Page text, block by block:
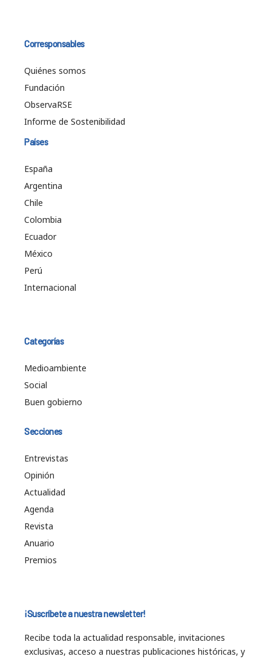
Corresponsables
Quiénes somos
Fundación
ObservaRSE
Informe de Sostenibilidad
Países
España
Argentina
Chile
Colombia
Ecuador
México
Perú
Internacional
Categorías
Medioambiente
Social
Buen gobierno
Secciones
Entrevistas
Opinión
Actualidad
Agenda
Revista
Anuario
Premios
¡Suscríbete a nuestra newsletter!
Recibe toda la actualidad responsable, invitaciones
exclusivas, acceso a nuestras publicaciones históricas, y